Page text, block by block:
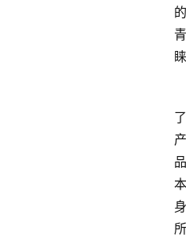
的
青
睐
了
产
品
本
身
所